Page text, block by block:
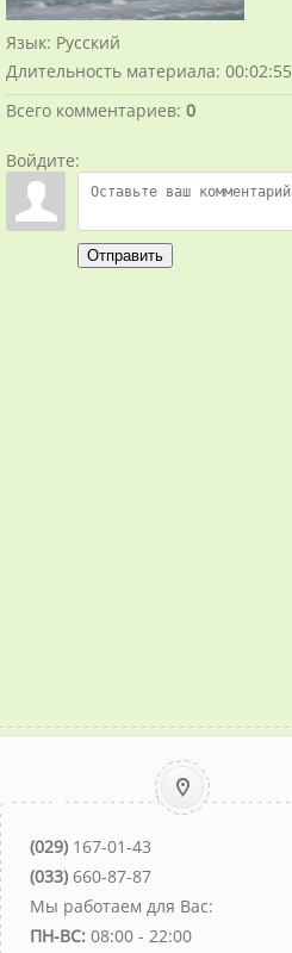
Язык: Русский
Длительность материала: 00:02:55
Всего комментариев: 0
Войдите:
Отправить
(029) 167-01-43
(033) 660-87-87
Мы работаем для Вас:
ПН-ВС: 08:00 - 22:00